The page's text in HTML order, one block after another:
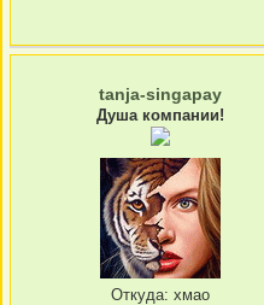
tanja-singapay
Душа компании!
Откуда: хмао